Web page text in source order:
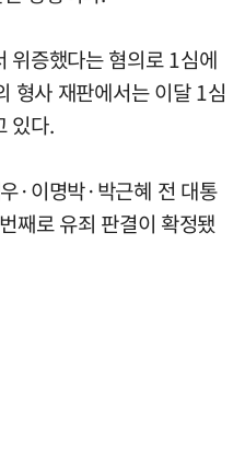
위증했다는 혐의로 1심에
형사 재판에서는 이달 1심
있다.
·이명박·박근혜 전 대통
째로 유죄 판결이 확정됐